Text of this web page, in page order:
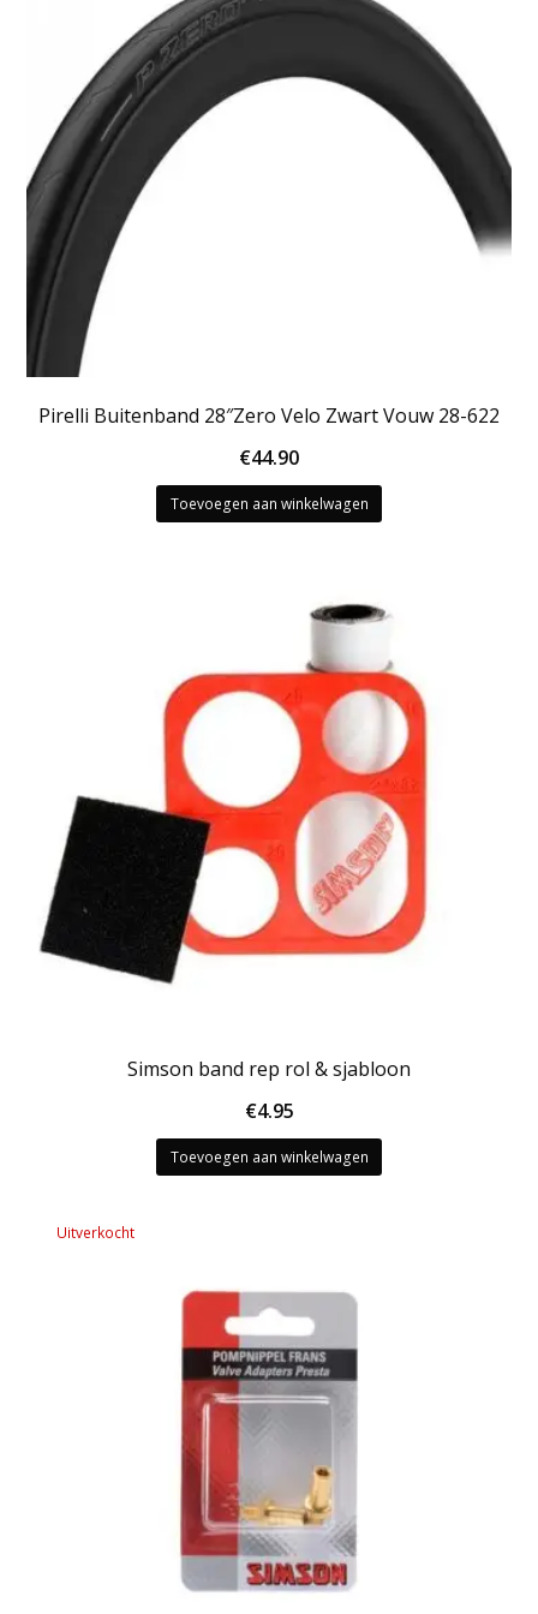
Pirelli Buitenband 28″Zero Velo Zwart Vouw 28-622
€44.90
Toevoegen aan winkelwagen
Simson band rep rol & sjabloon
€4.95
Toevoegen aan winkelwagen
Uitverkocht